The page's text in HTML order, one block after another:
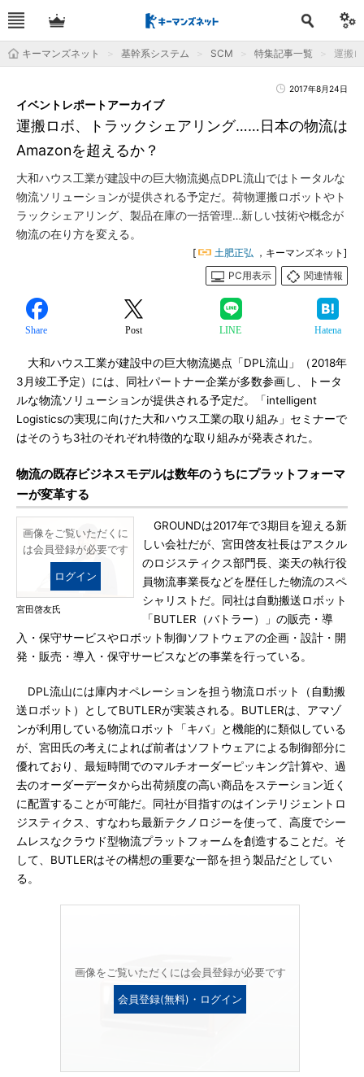
キーマンズネット 基幹系システム SCM 特集記事一覧 運搬
2017年8月24日
運搬ロボ、トラックシェアリング……日本の物流は
Amazonを超えるか？
イベントレポートアーカイブ
大和ハウス工業が建設中の巨大物流拠点DPL流山ではトータルな
物流ソリューションが提供される予定だ。荷物運搬ロボットやト
ラックシェアリング、製品在庫の一括管理…新しい技術や概念が
物流の在り方を変える。
[ 土肥正弘 ，キーマンズネット]
PC用表示
関連情報
Share Post LINE Hatena
大和ハウス工業が建設中の巨大物流拠点「DPL流山」（2018年
3月竣工予定）には、同社パートナー企業が多数参画し、トータ
ルな物流ソリューションが提供される予定だ。「intelligent
Logisticsの実現に向けた大和ハウス工業の取り組み」セミナーで
はそのうち3社のそれぞれ特徴的な取り組みが発表された。
物流の既存ビジネスモデルは数年のうちにプラットフォーマ
ーが変革する
画像をご覧いただくに
は会員登録が必要です
ログイン
宮田啓友氏
GROUNDは2017年で3期目を迎える新
しい会社だが、宮田啓友社長はアスクル
のロジスティクス部門長、楽天の執行役
員物流事業長などを歴任した物流のスペ
シャリストだ。同社は自動搬送ロボット
「BUTLER（バトラー）」の販売・導
入・保守サービスやロボット制御ソフトウェアの企画・設計・開
発・販売・導入・保守サービスなどの事業を行っている。
DPL流山には庫内オペレーションを担う物流ロボット（自動搬
送ロボット）としてBUTLERが実装される。BUTLERは、アマゾ
ンが利用している物流ロボット「キバ」と機能的に類似している
が、宮田氏の考えによれば前者はソフトウェアによる制御部分に
優れており、最短時間でのマルチオーダーピッキング計算や、過
去のオーダーデータから出荷頻度の高い商品をステーション近く
に配置することが可能だ。同社が目指すのはインテリジェントロ
ジスティクス、すなわち最新テクノロジーを使って、高度でシー
ムレスなクラウド型物流プラットフォームを創造することだ。そ
して、BUTLERはその構想の重要な一部を担う製品だとしてい
る。
画像をご覧いただくには会員登録が必要です
会員登録(無料)・ログイン